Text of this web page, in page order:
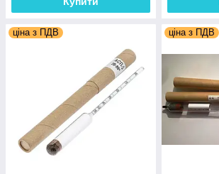
ціна з ПДВ ціна з ПДВ